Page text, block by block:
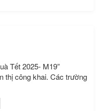
Tết 2025- M19”
thị công khai. Các trường